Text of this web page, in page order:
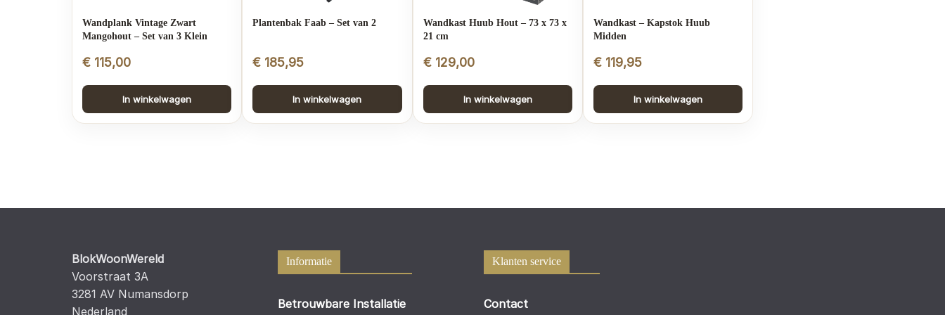
Wandplank Vintage Zwart
Mangohout – Set van 3 Klein
€ 115,00
In winkelwagen
Plantenbak Faab – Set van 2
€ 185,95
In winkelwagen
Wandkast Huub Hout – 73 x 73 x
21 cm
€129,00
In winkelwagen
Wandkast – Kapstok Huub
Midden
€119,95
In winkelwagen
BlokWoonWereld
Voorstraat 3A
3281 AV Numansdorp
Nederland
Informatie
Betrouwbare Installatie
Klanten service
Contact